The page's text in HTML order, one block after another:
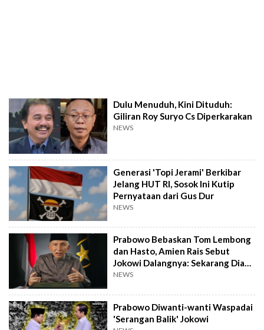
Dulu Menuduh, Kini Dituduh:
Giliran Roy Suryo Cs Diperkarakan
NEWS
Generasi 'Topi Jerami' Berkibar
Jelang HUT RI, Sosok Ini Kutip
Pernyataan dari Gus Dur
NEWS
Prabowo Bebaskan Tom Lembong
dan Hasto, Amien Rais Sebut
Jokowi Dalangnya: Sekarang Dia
Syok Berat!
NEWS
Prabowo Diwanti-wanti Waspadai
'Serangan Balik' Jokowi